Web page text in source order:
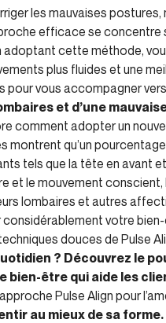
les mauvaises
efficace se concentre
adoptant cette méthode,
plus fluides et une
vous accompagner
et d’une
comment adopter un
montrent qu’un
tels que la tête en avant
et le mouvement
lombaires et autres
votre
douces de Pulse
? Découvrez le
bien-être qui aide les
Pulse Align pour
au mieux de sa